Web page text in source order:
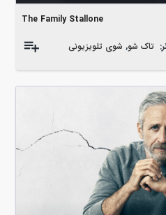
The Family Stallone
تاک شو, شوی تلویزیونی